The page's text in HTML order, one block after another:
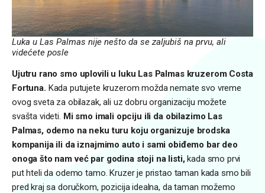
Luka u Las Palmas nije nešto da se zaljubiš na prvu, ali
videćete posle
Ujutru rano smo uplovili u luku Las Palmas kruzerom Costa
Fortuna. Kada putujete kruzerom možda nemate svo vreme
ovog sveta za obilazak, ali uz dobru organizaciju možete
svašta videti. Mi smo imali opciju ili da obilazimo Las
Palmas, odemo na neku turu koju organizuje brodska
kompanija ili da iznajmimo auto i sami obiđemo bar deo
onoga što nam već par godina stoji na listi,kada smo prvi
put hteli da odemo tamo. Kruzer je pristao taman kada smo bili
pred kraj sa doručkom, pozicija idealna, da taman možemo